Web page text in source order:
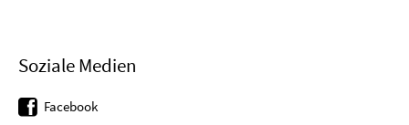
Soziale Medien
Facebook